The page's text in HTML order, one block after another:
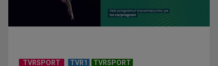
TVRSPORT TVR1 TVRSPORT